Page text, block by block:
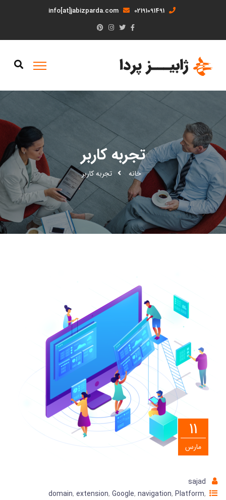
02191091491
info[at]jabizparda.com
تجربه کاربر
خانه تجربه کاربر
11
مارس
sajad
domain, extension, Google, navigation, Platform,